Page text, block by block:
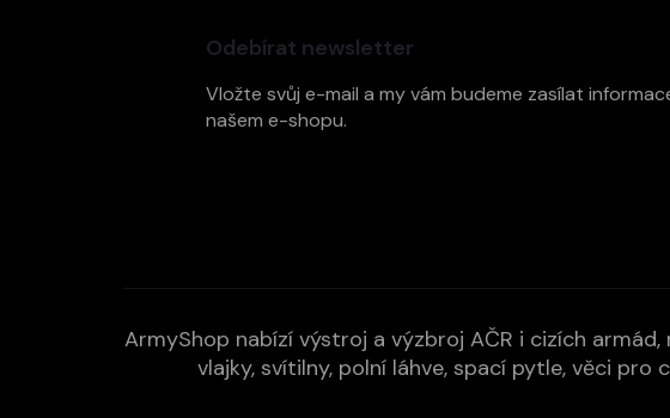
Odebírat newsletter
Vložte svůj e-mail a my vám budeme zasílat
našem e-shopu.
ArmyShop nabízí výstroj a výzbroj AČR i cizích
vlajky, svítilny, polní láhve, spací pytle, věci